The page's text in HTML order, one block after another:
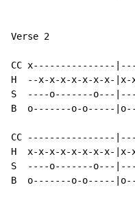
Verse 2
CC x---------------
H  --x-x-x-x-x-x-x-
S  ----o-------o---
B  o-------o-o-----
CC ----------------
H  x-x-x-x-x-x-x-x-
S  ----o-------o---
B  o-------o-o-----